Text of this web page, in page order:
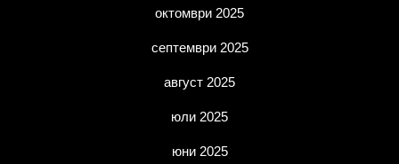
октомври 2025
септември 2025
август 2025
юли 2025
юни 2025